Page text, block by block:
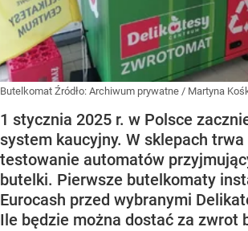
Butelkomat Źródło: Archiwum prywatne / Martyna
1 stycznia 2025 r. w Polsce
system kaucyjny. W sklepach
testowanie automatów
butelki. Pierwsze butelkomaty
Eurocash przed wybranymi
Ile będzie można dostać za zwrot